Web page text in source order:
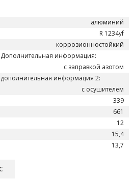
алюминий
R 1234yf
коррозионностойкий
информация:
с заправкой азотом
информация 2:
с осушителем
339
661
12
15,4
13,7